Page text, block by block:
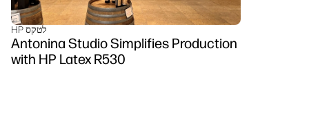
HP לטקס
Antonina Studio Simplifies Production
with HP Latex R530